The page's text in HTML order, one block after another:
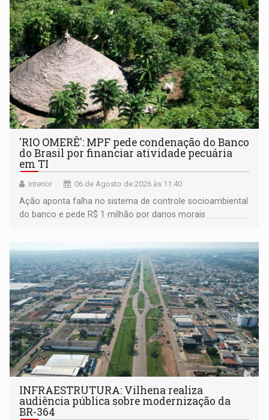
'RIO OMERÊ': MPF pede condenação do Banco
do Brasil por financiar atividade pecuária
em TI
Interior 06 de Agosto de 2026 às 11:40
Ação aponta falha no sistema de controle socioambiental
do banco e pede R$ 1 milhão por danos morais
INFRAESTRUTURA: Vilhena realiza
audiência pública sobre modernização da
BR-364